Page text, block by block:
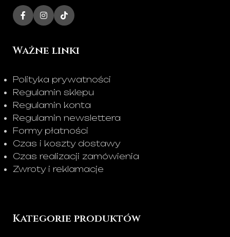
Ważne linki
Polityka prywatności
Regulamin sklepu
Regulamin konta
Regulamin newslettera
Formy płatności
Czas i koszty dostawy
Czas realizacji zamówienia
Zwroty i reklamacje
Kategorie produktów